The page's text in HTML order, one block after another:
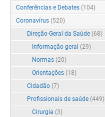
Conferências e Debates (104)
Coronavírus (520)
Direção-Geral da Saúde (68)
Informação geral (29)
Normas (20)
Orientações (18)
Cidadão (7)
Profissionais de saúde (449)
Cirurgia (3)